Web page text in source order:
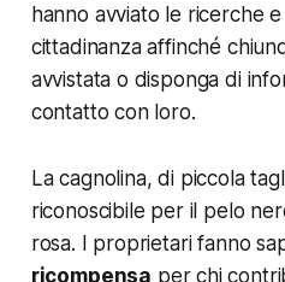
hanno avviato le ricerche
cittadinanza affinché
avvistata o disponga di
contatto con loro.
La cagnolina, di piccola
riconoscibile per il pelo
rosa. I proprietari fanno
ricompensa per chi